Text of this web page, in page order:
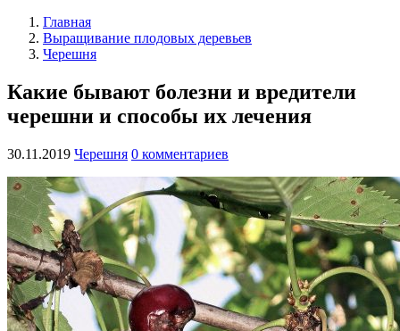
Главная
Выращивание плодовых деревьев
Черешня
Какие бывают болезни и вредители
черешни и способы их лечения
30.11.2019 Черешня 0 комментариев